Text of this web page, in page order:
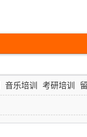
音乐培训 考研培训